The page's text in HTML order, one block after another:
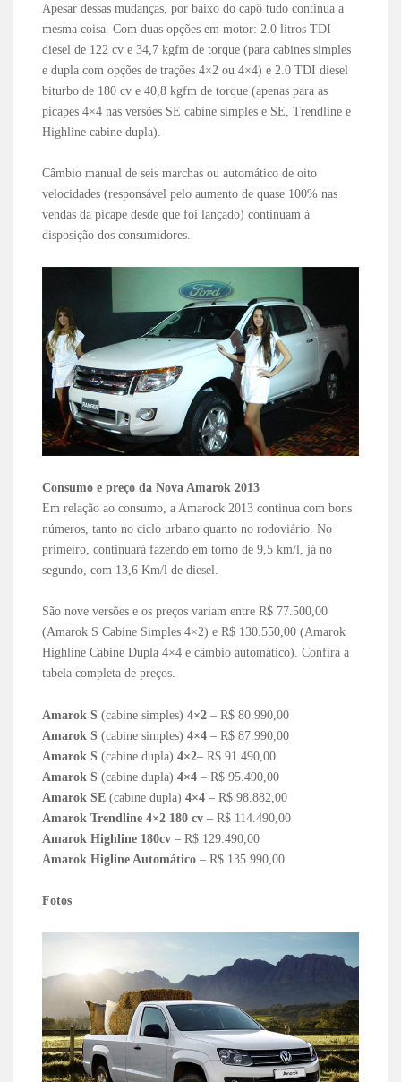
Apesar dessas mudanças, por baixo do capô tudo continua a
mesma coisa. Com duas opções em motor: 2.0 litros TDI
diesel de 122 cv e 34,7 kgfm de torque (para cabines simples
e dupla com opções de trações 4×2 ou 4×4) e 2.0 TDI diesel
biturbo de 180 cv e 40,8 kgfm de torque (apenas para as
picapes 4×4 nas versões SE cabine simples e SE, Trendline e
Highline cabine dupla).
Câmbio manual de seis marchas ou automático de oito
velocidades (responsável pelo aumento de quase 100% nas
vendas da picape desde que foi lançado) continuam à
disposição dos consumidores.
Consumo e preço da Nova Amarok 2013
Em relação ao consumo, a Amarock 2013 continua com bons
números, tanto no ciclo urbano quanto no rodoviário. No
primeiro, continuará fazendo em torno de 9,5 km/l, já no
segundo, com 13,6 Km/l de diesel.
São nove versões e os preços variam entre R$ 77.500,00
(Amarok S Cabine Simples 4×2) e R$ 130.550,00 (Amarok
Highline Cabine Dupla 4×4 e câmbio automático). Confira a
tabela completa de preços.
Amarok S (cabine simples)4×2 – R$ 80.990,00
Amarok S (cabine simples)4×4 – R$ 87.990,00
Amarok S (cabine dupla)4×2– R$ 91.490,00
Amarok S (cabine dupla)4×4 – R$ 95.490,00
Amarok SE (cabine dupla) 4×4 – R$ 98.882,00
Amarok Trendline 4×2 180 cv – R$ 114.490,00
Amarok Highline 180cv – R$ 129.490,00
Amarok Higline Automático – R$ 135.990,00
Fotos